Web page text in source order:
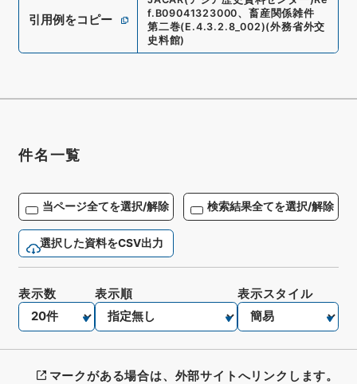
引用例をコピー
f. B09041323000、 畜産関係雑件
第二巻(E.4.3.2.8_002)(外務省外交
史料館)
件名一覧
当ページ全てを選択/解除 検索結果全てを選択/解除
選択した資料をCSV出力
表示数 表示順 表示スタイル
マークがある場合は、外部サイトへリンクします。